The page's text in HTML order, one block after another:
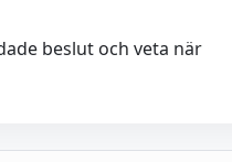
beslut och veta när